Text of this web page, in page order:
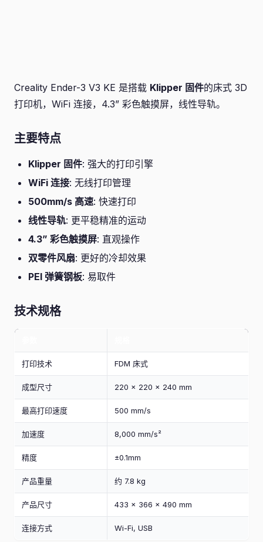
Creality Ender-3 V3 KE 是搭载 Klipper 固件的床式 3D
打印机，WiFi 连接，4.3” 彩色触摸屏，线性导轨。
主要特点
Klipper 固件: 强大的打印引擎
WiFi 连接: 无线打印管理
500mm/s 高速: 快速打印
线性导轨: 更平稳精准的运动
4.3” 彩色触摸屏: 直观操作
双零件风扇: 更好的冷却效果
PEI 弹簧钢板: 易取件
技术规格
打印技术 FDM 床式
成型尺寸 220 × 220 × 240 mm
最高打印速度 500 mm/s
加速度 8,000 mm/s²
精度 ±0.1mm
产品重量 约 7.8 kg
产品尺寸 433 × 366 × 490 mm
连接方式 Wi-Fi, USB